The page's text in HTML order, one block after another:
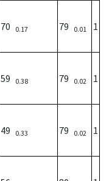
70 0.17 79 0.01 1
59 0.38 79 0.02 1
49 0.33 79 0.02 1